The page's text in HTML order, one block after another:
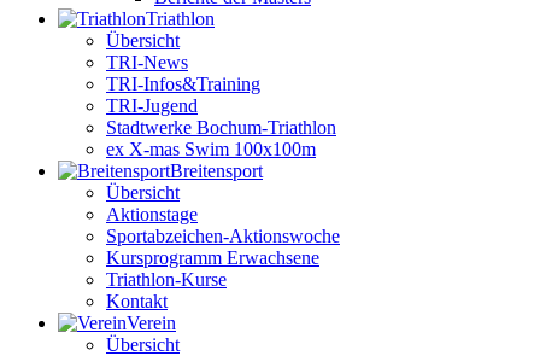
Triathlon
Übersicht
TRI-News
TRI-Infos&Training
TRI-Jugend
Stadtwerke Bochum-Triathlon
ex X-mas Swim 100x100m
Breiten­sport
Übersicht
Aktionstage
Sportabzeichen-Aktionswoche
Kursprogramm Erwachsene
Triathlon-Kurse
Kontakt
Verein
Übersicht